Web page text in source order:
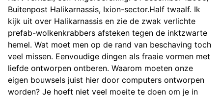
Buitenpost Halikarnassis, Ixion-sector.Half twaalf. Ik
kijk uit over Halikarnassis en zie de zwak verlichte
prefab-wolkenkrabbers afsteken tegen de inktzwarte
hemel. Wat moet men op de rand van beschaving toch
veel missen. Eenvoudige dingen als fraaie vormen met
liefde ontworpen ontberen. Waarom moeten onze
eigen bouwsels juist hier door computers ontworpen
worden? Je hoeft niet veel moeite te doen om je in